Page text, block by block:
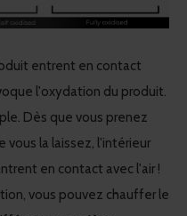
entrent en contact
l'oxydation du produit.
Dès que vous prenez
la laissez, l'intérieur
en contact avec l'air !
vous pouvez chauffer le